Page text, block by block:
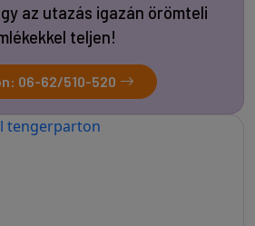
az utazás igazán örömteli
teljen!
06-62/510-520